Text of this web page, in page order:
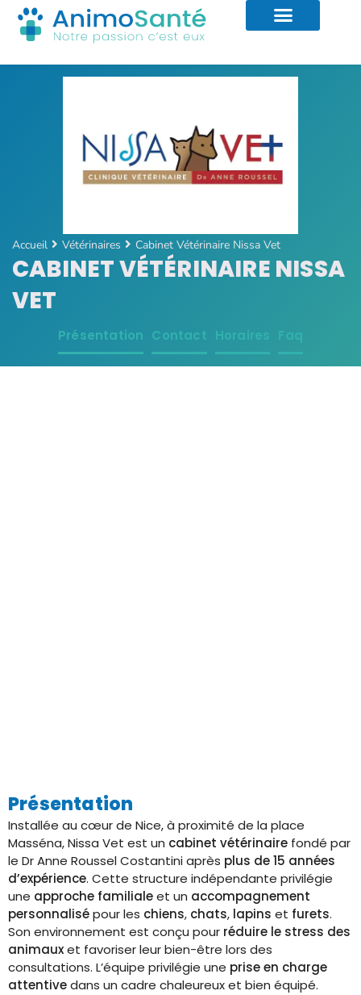
Accueil Vétérinaires Cabinet Vétérinaire Nissa Vet
CABINET VÉTÉRINAIRE NISSA
VET
Présentation Contact Horaires Faq
Présentation
Installée au cœur de Nice, à proximité de la place
Masséna, Nissa Vet est un cabinet vétérinaire fondé par
le Dr Anne Roussel Costantini après plus de 15 années
d’expérience. Cette structure indépendante privilégie
une approche familialeet un accompagnement
personnalisépour les chiens, chats, lapins et furets.
Son environnement est conçu pour réduire le stress des
animauxet favoriser leur bien-être lors des
consultations. L’équipe privilégie une prise en charge
attentivedans un cadre chaleureux et bien équipé.